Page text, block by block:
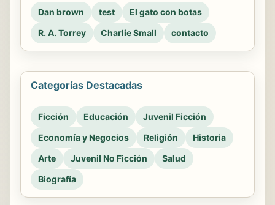
Dan brown test
El gato con botas
R. A. Torrey
Charlie Small contacto
Categorías Destacadas
Ficción Educación
Juvenil Ficción
Economía y Negocios
Religión
Historia
Arte
Juvenil No Ficción
Salud
Biografía